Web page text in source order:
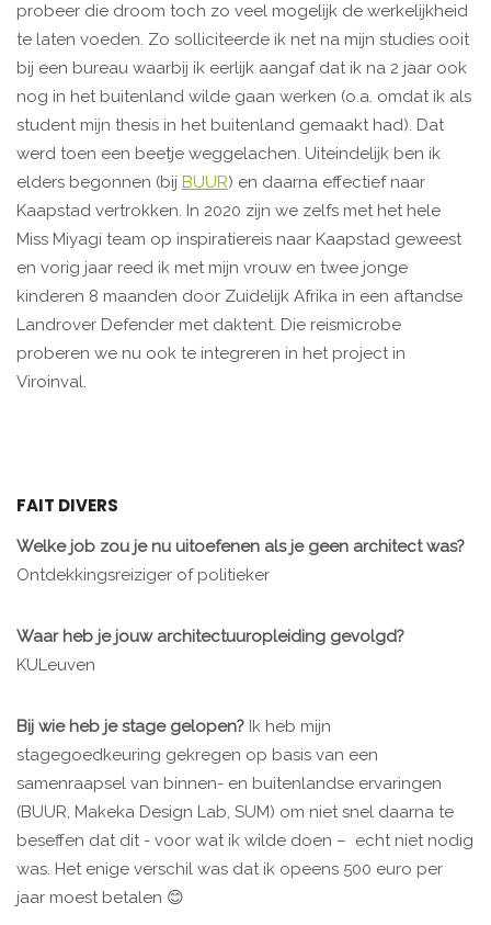
probeer die droom toch zo veel mogelijk de werkelijkheid
te laten voeden. Zo solliciteerde ik net na mijn studies ooit
bij een bureau waarbij ik eerlijk aangaf dat ik na 2 jaar ook
nog in het buitenland wilde gaan werken (o.a. omdat ik als
student mijn thesis in het buitenland gemaakt had). Dat
werd toen een beetje weggelachen. Uiteindelijk ben ik
elders begonnen (bij BUUR) en daarna effectief naar
Kaapstad vertrokken. In 2020 zijn we zelfs met het hele
Miss Miyagi team op inspiratiereis naar Kaapstad geweest
en vorig jaar reed ik met mijn vrouw en twee jonge
kinderen 8 maanden door Zuidelijk Afrika in een aftandse
Landrover Defender met daktent. Die reismicrobe
proberen we nu ook te integreren in het project in
Viroinval.
FAIT DIVERS
Welke job zou je nu uitoefenen als je geen architect was?
Ontdekkingsreiziger of politieker
Waar heb je jouw architectuuropleiding gevolgd?
KULeuven
Bij wie heb je stage gelopen? Ik heb mijn
stagegoedkeuring gekregen op basis van een
samenraapsel van binnen- en buitenlandse ervaringen
(BUUR, Makeka Design Lab, SUM) om niet snel daarna te
beseffen dat dit - voor wat ik wilde doen – echt niet nodig
was. Het enige verschil was dat ik opeens 500 euro per
jaar moest betalen 😊